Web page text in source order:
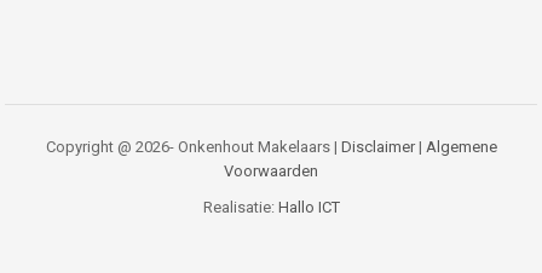
Copyright @ 2026- Onkenhout Makelaars | Disclaimer| Algemene
Voorwaarden
Realisatie: Hallo ICT